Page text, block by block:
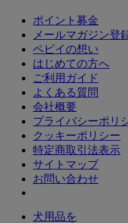
ポイント募金
メールマガジン登
ペピイの想い
はじめての方へ
ご利用ガイド
よくある質問
会社概要
プライバシーポリ
クッキーポリシー
特定商取引法表示
サイトマップ
お問い合わせ
犬用品を